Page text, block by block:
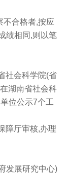
不合格者,按应
绩相同,则以笔
社会科学院(省
湖南省社会科
位公示7个工
障厅审核,办理
发展研究中心)